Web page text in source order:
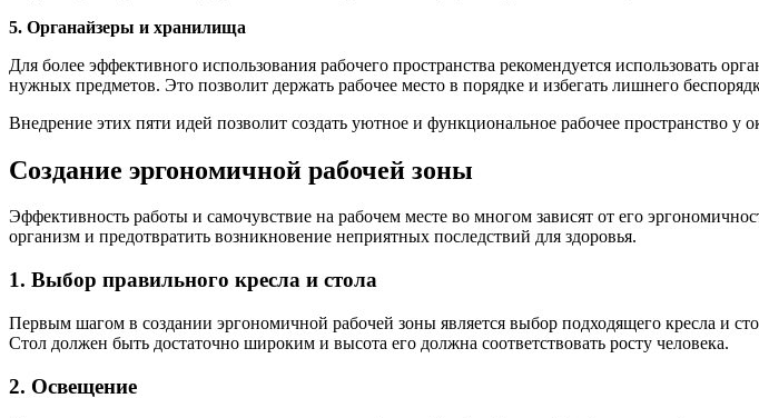
5. Органайзеры и хранилища
Для более эффективного использования рабочего пространства рекомендуется использовать
нужных предметов. Это позволит держать рабочее место в порядке и избегать лишнего
Внедрение этих пяти идей позволит создать уютное и функциональное рабочее пространство у
Создание эргономичной рабочей зоны
Эффективность работы и самочувствие на рабочем месте во многом зависят от его
организм и предотвратить возникновение неприятных последствий для здоровья.
1. Выбор правильного кресла и стола
Первым шагом в создании эргономичной рабочей зоны является выбор подходящего кресла и
Стол должен быть достаточно широким и высота его должна соответствовать росту человека.
2. Освещение